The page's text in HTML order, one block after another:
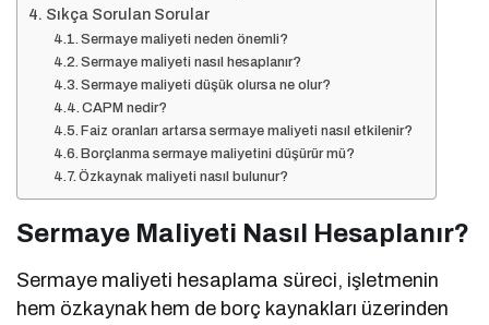
Sıkça Sorulan Sorular
Sermaye maliyeti neden önemli?
Sermaye maliyeti nasıl hesaplanır?
Sermaye maliyeti düşük olursa ne olur?
CAPM nedir?
Faiz oranları artarsa sermaye maliyeti nasıl etkilenir?
Borçlanma sermaye maliyetini düşürür mü?
Özkaynak maliyeti nasıl bulunur?
Sermaye Maliyeti Nasıl Hesaplanır?
Sermaye maliyeti hesaplama süreci, işletmenin
hem özkaynak hem de borç kaynakları üzerinden